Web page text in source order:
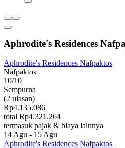
Aphrodite's Residences
Aphrodite's Residences Nafpaktos
Nafpaktos
10/10
Sempurna
(2 ulasan)
Rp4.135.086
total Rp4.321.264
termasuk pajak & biaya lainnya
14 Agu - 15 Agu
Aphrodite's Residences Nafpaktos